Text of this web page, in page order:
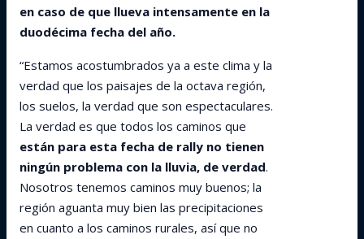
en caso de que llueva intensamente en la
duodécima fecha del año.
“Estamos acostumbrados ya a este clima y la
verdad que los paisajes de la octava región,
los suelos, la verdad que son espectaculares.
La verdad es que todos los caminos que
están para esta fecha de rally no tienen
ningún problema con la lluvia, de verdad.
Nosotros tenemos caminos muy buenos; la
región aguanta muy bien las precipitaciones
en cuanto a los caminos rurales, así que no